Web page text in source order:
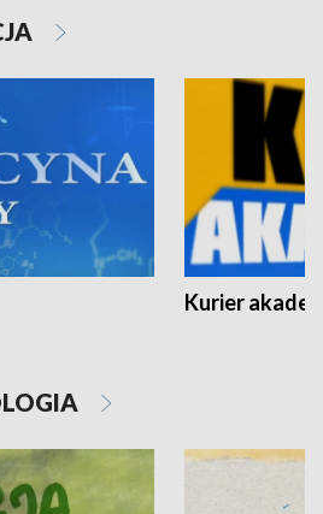
Kurier